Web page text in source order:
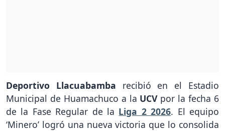
Deportivo Llacuabamba recibió en el Estadio
Municipal de Huamachuco a la UCV por la fecha 6
de la Fase Regular de la Liga 2 2026. El equipo
‘Minero’ logró una nueva victoria que lo consolida